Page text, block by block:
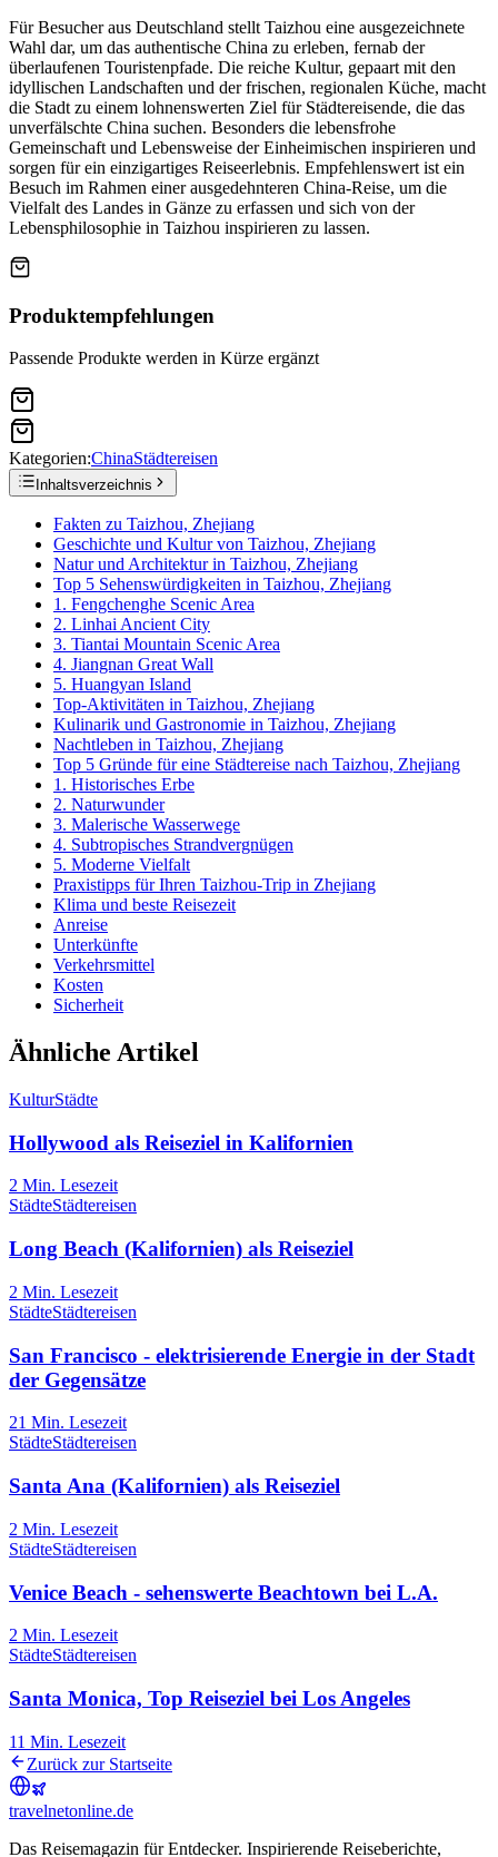
Für Besucher aus Deutschland stellt Taizhou eine ausgezeichnete
Wahl dar, um das authentische China zu erleben, fernab der
überlaufenen Touristenpfade. Die reiche Kultur, gepaart mit den
idyllischen Landschaften und der frischen, regionalen Küche, macht
die Stadt zu einem lohnenswerten Ziel für Städtereisende, die das
unverfälschte China suchen. Besonders die lebensfrohe
Gemeinschaft und Lebensweise der Einheimischen inspirieren und
sorgen für ein einzigartiges Reiseerlebnis. Empfehlenswert ist ein
Besuch im Rahmen einer ausgedehnteren China-Reise, um die
Vielfalt des Landes in Gänze zu erfassen und sich von der
Lebensphilosophie in Taizhou inspirieren zu lassen.
Produktempfehlungen
Passende Produkte werden in Kürze ergänzt
Kategorien:ChinaStädtereisen
Inhaltsverzeichnis
Fakten zu Taizhou, Zhejiang
Geschichte und Kultur von Taizhou, Zhejiang
Natur und Architektur in Taizhou, Zhejiang
Top 5 Sehenswürdigkeiten in Taizhou, Zhejiang
1. Fengchenghe Scenic Area
2. Linhai Ancient City
3. Tiantai Mountain Scenic Area
4. Jiangnan Great Wall
5. Huangyan Island
Top-Aktivitäten in Taizhou, Zhejiang
Kulinarik und Gastronomie in Taizhou, Zhejiang
Nachtleben in Taizhou, Zhejiang
Top 5 Gründe für eine Städtereise nach Taizhou, Zhejiang
1. Historisches Erbe
2. Naturwunder
3. Malerische Wasserwege
4. Subtropisches Strandvergnügen
5. Moderne Vielfalt
Praxistipps für Ihren Taizhou-Trip in Zhejiang
Klima und beste Reisezeit
Anreise
Unterkünfte
Verkehrsmittel
Kosten
Sicherheit
Ähnliche Artikel
KulturStädte
Hollywood als Reiseziel in Kalifornien
2 Min. Lesezeit
StädteStädtereisen
Long Beach (Kalifornien) als Reiseziel
2 Min. Lesezeit
StädteStädtereisen
San Francisco - elektrisierende Energie in der Stadt
der Gegensätze
21 Min. Lesezeit
StädteStädtereisen
Santa Ana (Kalifornien) als Reiseziel
2 Min. Lesezeit
StädteStädtereisen
Venice Beach - sehenswerte Beachtown bei L.A.
2 Min. Lesezeit
StädteStädtereisen
Santa Monica, Top Reiseziel bei Los Angeles
11 Min. Lesezeit
Zurück zur Startseite
travelnetonline.de
Das Reisemagazin für Entdecker. Inspirierende Reiseberichte,